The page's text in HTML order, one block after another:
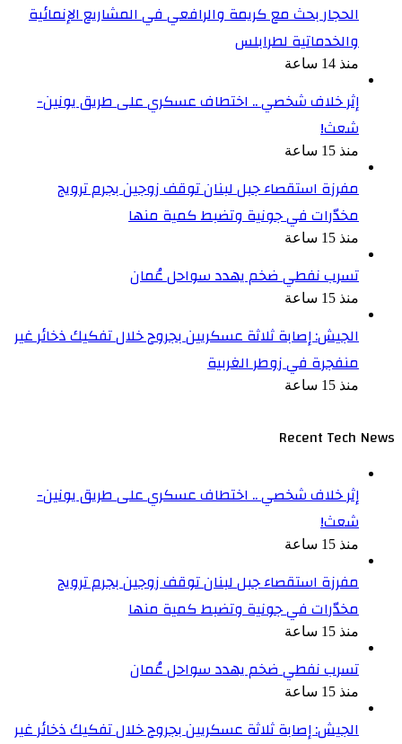
الحجار بحث مع كريمة والرافعي في المشاريع الإنمائية
والخدماتية لطرابلس
منذ 14 ساعة
إثر خلاف شخصي .. اختطاف عسكري على طريق يونين-
شعث!
منذ 15 ساعة
مفرزة استقصاء جبل لبنان توقف زوجين بجرم ترويج
مخدّرات في جونية وتضبط كمية منها
منذ 15 ساعة
تسرب نفطي ضخم يهدد سواحل عُمان
منذ 15 ساعة
الجيش: إصابة ثلاثة عسكريين بجروح خلال تفكيك ذخائر غير
منفجرة في زوطر الغربية
منذ 15 ساعة
Recent Tech News
إثر خلاف شخصي .. اختطاف عسكري على طريق يونين-
شعث!
منذ 15 ساعة
مفرزة استقصاء جبل لبنان توقف زوجين بجرم ترويج
مخدّرات في جونية وتضبط كمية منها
منذ 15 ساعة
تسرب نفطي ضخم يهدد سواحل عُمان
منذ 15 ساعة
الجيش: إصابة ثلاثة عسكريين بجروح خلال تفكيك ذخائر غير